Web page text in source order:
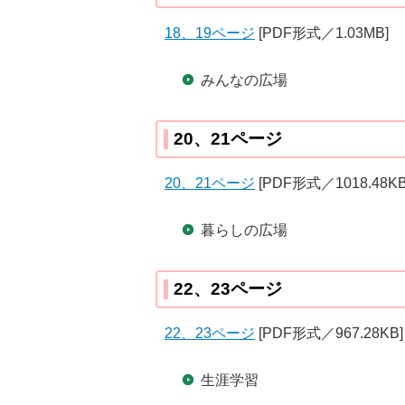
18、19ページ [PDF形式／1.03MB]
みんなの広場
20、21ページ
20、21ページ [PDF形式／
暮らしの広場
22、23ページ
22、23ページ [PDF形式／967.28KB]
生涯学習